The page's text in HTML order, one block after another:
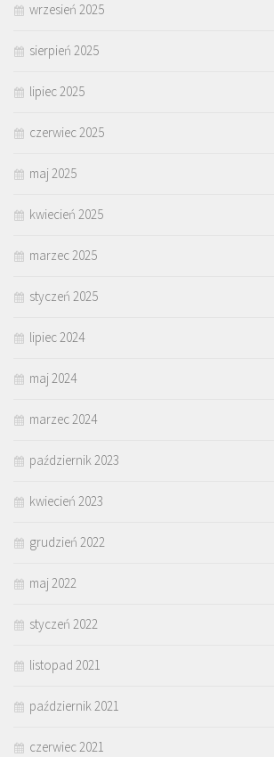
wrzesień 2025
sierpień 2025
lipiec 2025
czerwiec 2025
maj 2025
kwiecień 2025
marzec 2025
styczeń 2025
lipiec 2024
maj 2024
marzec 2024
październik 2023
kwiecień 2023
grudzień 2022
maj 2022
styczeń 2022
listopad 2021
październik 2021
czerwiec 2021